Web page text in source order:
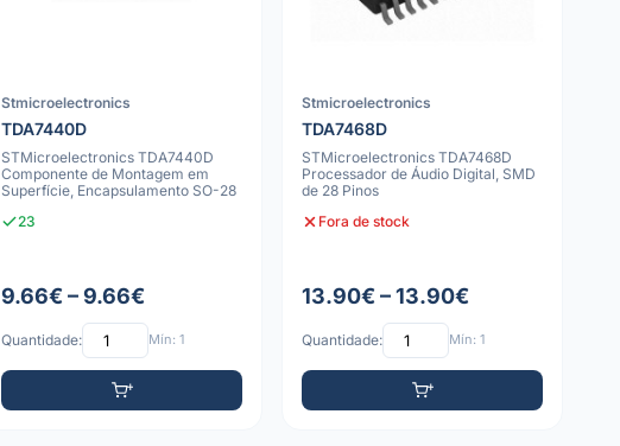
Stmicroelectronics
TDA7440D
STMicroelectronics TDA7440D
Componente de Montagem em
Superfície, Encapsulamento SO-28
23
9.66€ – 9.66€
Quantidade: Mín: 1
Stmicroelectronics
TDA7468D
STMicroelectronics TDA7468D
Processador de Áudio Digital, SMD
de 28 Pinos
Fora de stock
13.90€ – 13.90€
Quantidade: Mín: 1